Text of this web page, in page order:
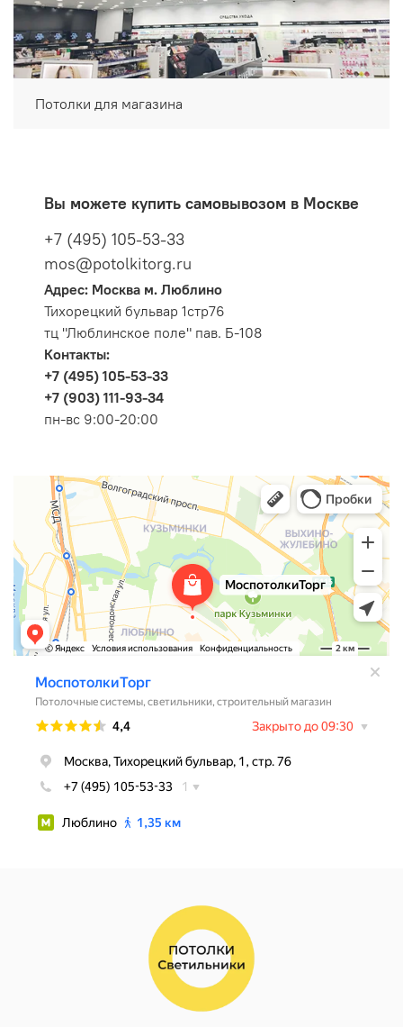
Потолки для магазина
Вы можете купить самовывозом в Москве
+7 (495) 105-53-33
mos@potolkitorg.ru
Адрес: Москва м. Люблино
Тихорецкий бульвар 1стр76
тц "Люблинское поле" пав. Б-108
Контакты:
+7 (495) 105-53-33
+7 (903) 111-93-34
пн-вс 9:00-20:00